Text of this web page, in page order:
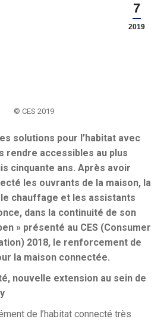
7
2019
© CES 2019
solutions pour l’habitat avec
rendre accessibles au plus
cinquante ans. Après avoir
les ouvrants de la maison, la
chauffage et les assistants
dans la continuité de son
» présenté au CES (Consumer
2018, le renforcement de
la maison connectée.
nouvelle extension au sein de
de l’habitat connecté très